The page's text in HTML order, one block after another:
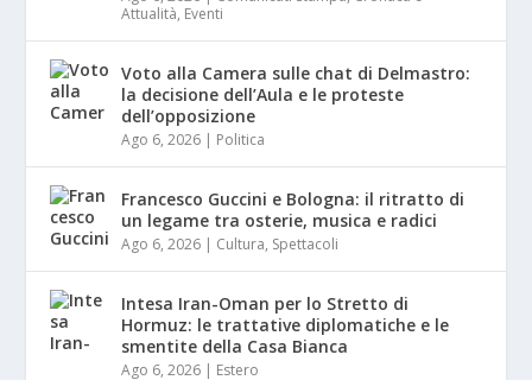
Attualità, Eventi
Voto alla Camera sulle chat di Delmastro:
la decisione dell’Aula e le proteste
dell’opposizione
Ago 6, 2026 | Politica
Francesco Guccini e Bologna: il ritratto di
un legame tra osterie, musica e radici
Ago 6, 2026 | Cultura, Spettacoli
Intesa Iran-Oman per lo Stretto di
Hormuz: le trattative diplomatiche e le
smentite della Casa Bianca
Ago 6, 2026 | Estero